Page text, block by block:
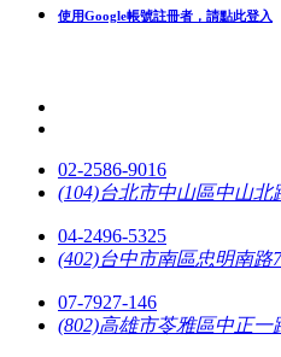
使用Google帳號註冊者，請點此登入
02-2586-9016
(104)台北市中山區中山北
04-2496-5325
(402)台中市南區忠明南路
07-7927-146
(802)高雄市苓雅區中正一